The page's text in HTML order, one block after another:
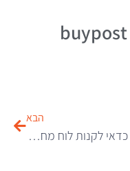
הבא
איפה כדאי לקנות לוח מחיק?